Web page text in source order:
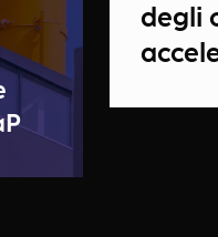
degli